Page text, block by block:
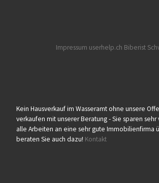
Impressum userhelp.ch Biberist
Kein Hausverkauf im Wasseramt ohne unsere
verkaufen mit unserer Beratung - Sie sparen
alle Arbeiten an eine sehr gute Immobilienfirma
beraten Sie auch dazu! Kontakt